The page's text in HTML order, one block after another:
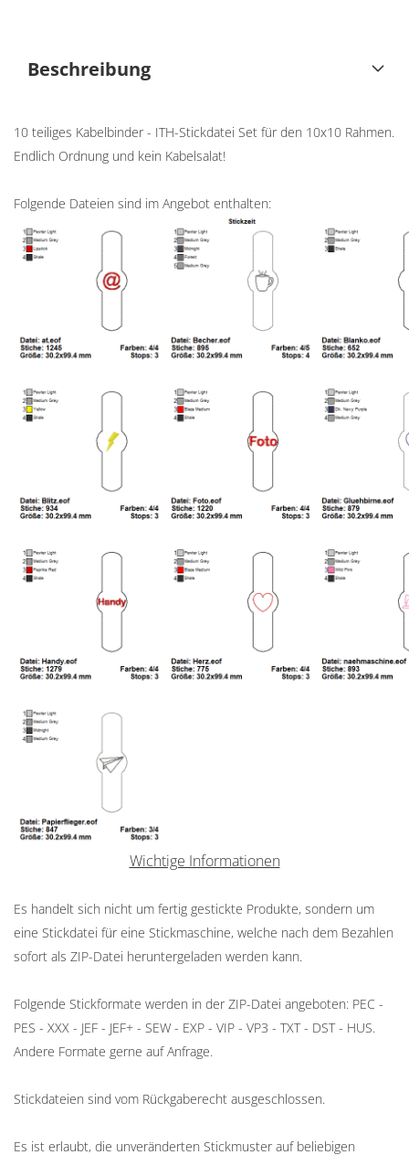
Beschreibung
10 teiliges Kabelbinder - ITH-Stickdatei Set für den 10x10 Rahmen.
Endlich Ordnung und kein Kabelsalat!
Folgende Dateien sind im Angebot enthalten:
Wichtige Informationen
Es handelt sich nicht um fertig gestickte Produkte, sondern um
eine Stickdatei für eine Stickmaschine, welche nach dem Bezahlen
sofort als ZIP-Datei heruntergeladen werden kann.
Folgende Stickformate werden in der ZIP-Datei angeboten: PEC -
PES - XXX - JEF - JEF+ - SEW - EXP - VIP - VP3 - TXT - DST - HUS.
Andere Formate gerne auf Anfrage.
Stickdateien sind vom Rückgaberecht ausgeschlossen.
Es ist erlaubt, die unveränderten Stickmuster auf beliebigen